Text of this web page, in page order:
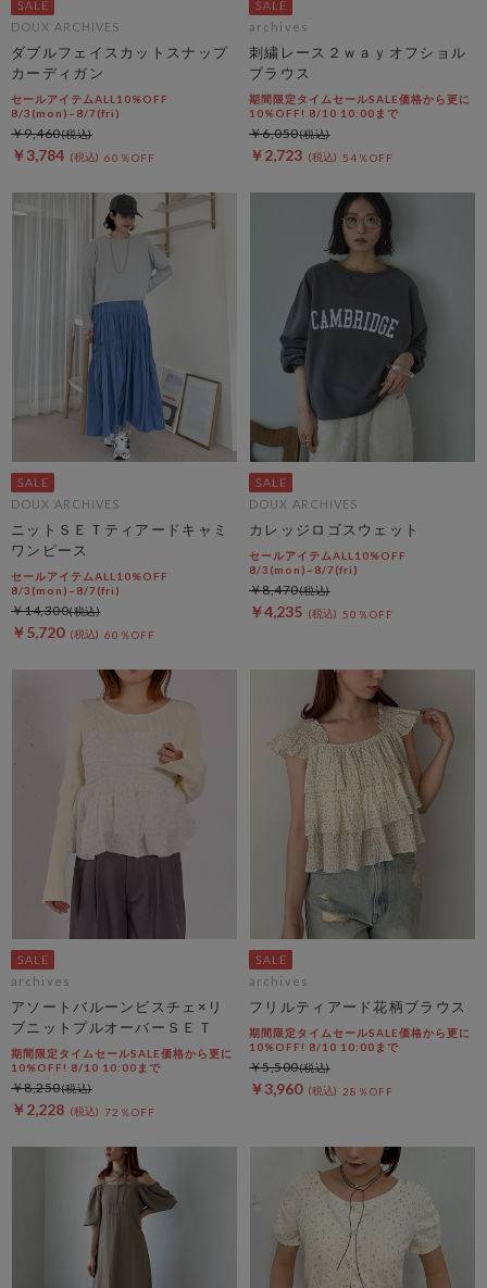
DOUX ARCHIVES
ダブルフェイスカットスナップ
カーディガン
セールアイテムALL10%OFF
8/3(mon)~8/7(fri)
￥3,784 60％OFF
￥9,460
archives
刺繍レース２ｗａｙオフショル
ブラウス
期間限定タイムセールSALE価格から更に
10%OFF! 8/10 10:00まで
￥2,723 54％OFF
￥6,050
DOUX ARCHIVES
ニットＳＥＴティアードキャミ
ワンピース
セールアイテムALL10%OFF
8/3(mon)~8/7(fri)
￥5,720 60％OFF
￥14,300
DOUX ARCHIVES
カレッジロゴスウェット
セールアイテムALL10%OFF
8/3(mon)~8/7(fri)
￥4,235 50％OFF
￥8,470
archives
アソートバルーンビスチェ×リ
ブニットプルオーバーＳＥＴ
期間限定タイムセールSALE価格から更に
10%OFF! 8/10 10:00まで
￥2,228 72％OFF
￥8,250
archives
フリルティアード花柄ブラウス
期間限定タイムセールSALE価格から更に
10%OFF! 8/10 10:00まで
￥3,960 28％OFF
￥5,500